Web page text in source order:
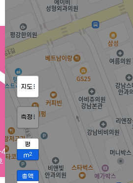
지도
측정
평
m2
총액